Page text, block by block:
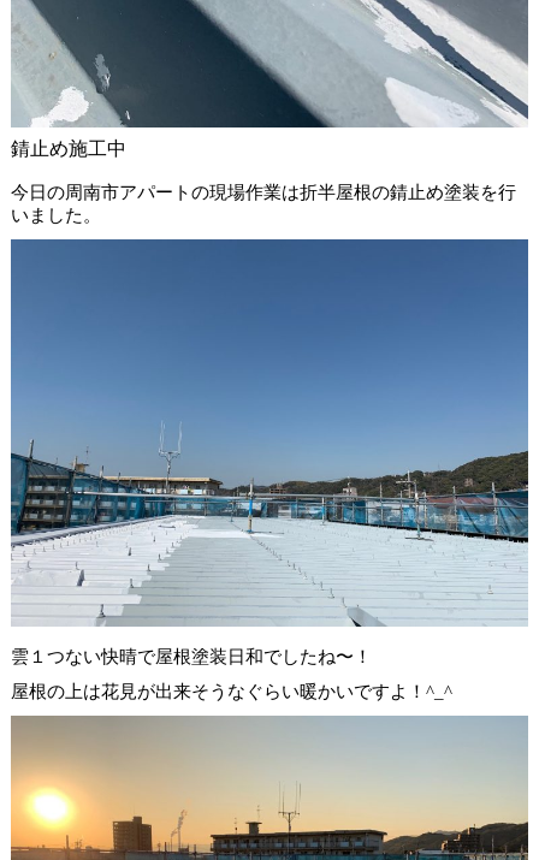
錆止め施工中
今日の周南市アパートの現場作業は折半屋根の錆止め塗装を行
いました。
雲１つない快晴で屋根塗装日和でしたね〜！
屋根の上は花見が出来そうなぐらい暖かいですよ！^_^